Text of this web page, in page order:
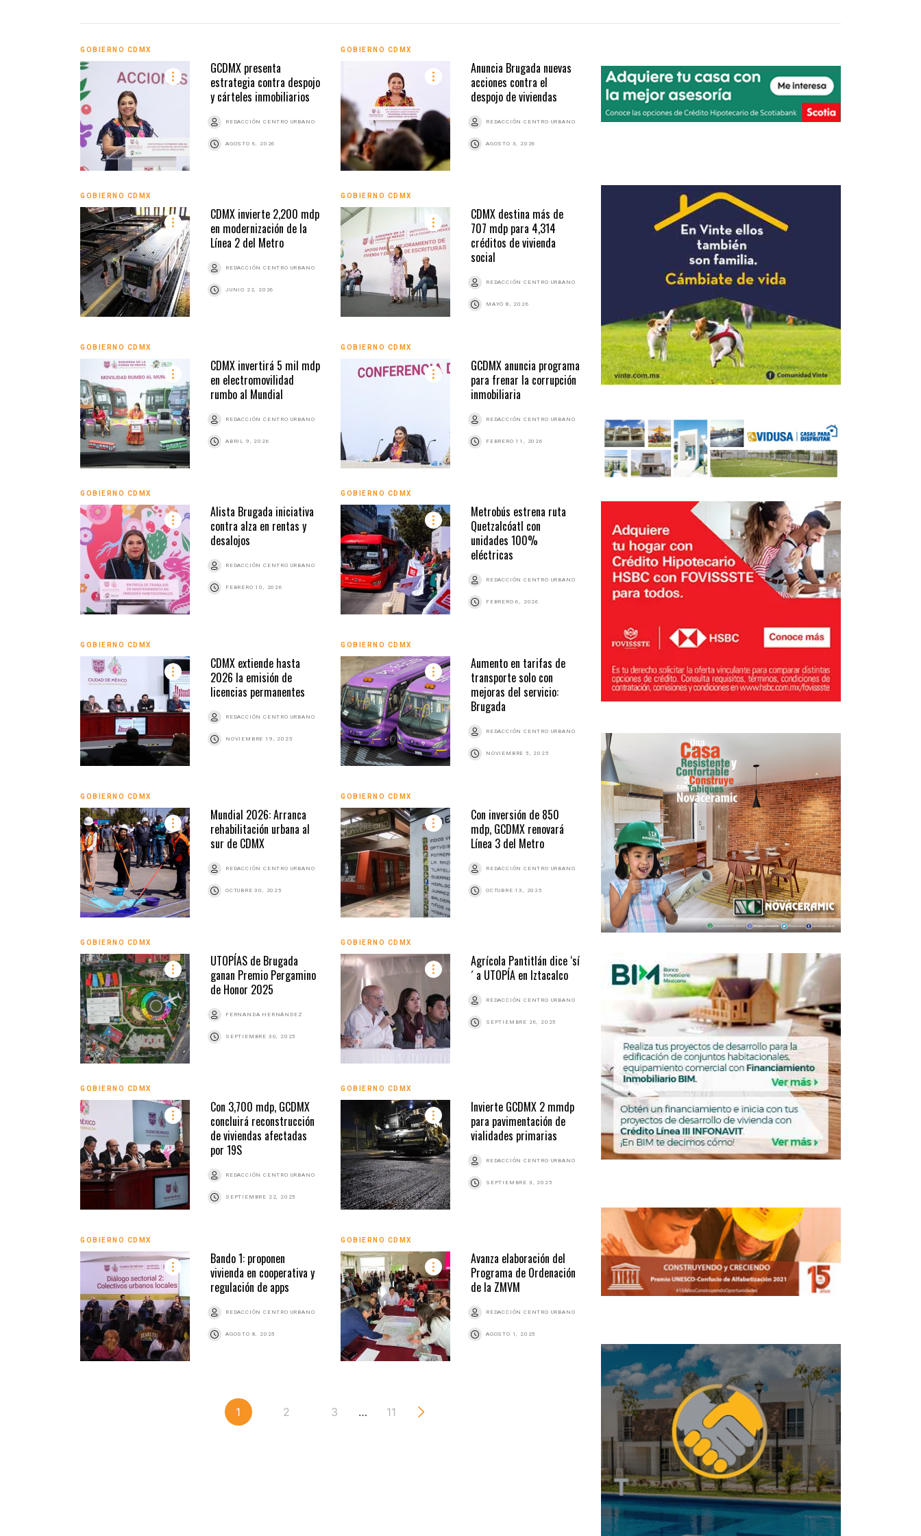
GOBIERNO CDMX
GCDMX presenta
estrategia contra despojo
y cárteles inmobiliarios
REDACCIÓN CENTRO URBANO
AGOSTO 6, 2026
GOBIERNO CDMX
Anuncia Brugada nuevas
acciones contra el
despojo de viviendas
REDACCIÓN CENTRO URBANO
AGOSTO 3, 2026
GOBIERNO CDMX
CDMX invierte 2,200 mdp
en modernización de la
Línea 2 del Metro
REDACCIÓN CENTRO URBANO
JUNIO 22, 2026
GOBIERNO CDMX
CDMX destina más de
707 mdp para 4,314
créditos de vivienda
social
REDACCIÓN CENTRO URBANO
MAYO 8, 2026
GOBIERNO CDMX
CDMX invertirá 5 mil mdp
en electromovilidad
rumbo al Mundial
REDACCIÓN CENTRO URBANO
ABRIL 9, 2026
GOBIERNO CDMX
GCDMX anuncia programa
para frenar la corrupción
inmobiliaria
REDACCIÓN CENTRO URBANO
FEBRERO 11, 2026
GOBIERNO CDMX
Alista Brugada iniciativa
contra alza en rentas y
desalojos
REDACCIÓN CENTRO URBANO
FEBRERO 10, 2026
GOBIERNO CDMX
Metrobús estrena ruta
Quetzalcóatl con
unidades 100%
eléctricas
REDACCIÓN CENTRO URBANO
FEBRERO 6, 2026
GOBIERNO CDMX
CDMX extiende hasta
2026 la emisión de
licencias permanentes
REDACCIÓN CENTRO URBANO
NOVIEMBRE 19, 2025
GOBIERNO CDMX
Aumento en tarifas de
transporte solo con
mejoras del servicio:
Brugada
REDACCIÓN CENTRO URBANO
NOVIEMBRE 5, 2025
GOBIERNO CDMX
Mundial 2026: Arranca
rehabilitación urbana al
sur de CDMX
REDACCIÓN CENTRO URBANO
OCTUBRE 30, 2025
GOBIERNO CDMX
Con inversión de 850
mdp, GCDMX renovará
Línea 3 del Metro
REDACCIÓN CENTRO URBANO
OCTUBRE 13, 2025
GOBIERNO CDMX
UTOPÍAS de Brugada
ganan Premio Pergamino
de Honor 2025
FERNANDA HERNÁNDEZ
SEPTIEMBRE 30, 2025
GOBIERNO CDMX
Agrícola Pantitlán dice ‘sí
´ a UTOPÍA en Iztacalco
REDACCIÓN CENTRO URBANO
SEPTIEMBRE 26, 2025
GOBIERNO CDMX
Con 3,700 mdp, GCDMX
concluirá reconstrucción
de viviendas afectadas
por 19S
REDACCIÓN CENTRO URBANO
SEPTIEMBRE 22, 2025
GOBIERNO CDMX
Invierte GCDMX 2 mmdp
para pavimentación de
vialidades primarias
REDACCIÓN CENTRO URBANO
SEPTIEMBRE 3, 2025
GOBIERNO CDMX
Bando 1: proponen
vivienda en cooperativa y
regulación de apps
REDACCIÓN CENTRO URBANO
AGOSTO 8, 2025
GOBIERNO CDMX
Avanza elaboración del
Programa de Ordenación
de la ZMVM
REDACCIÓN CENTRO URBANO
AGOSTO 1, 2025
1 2 3 … 11